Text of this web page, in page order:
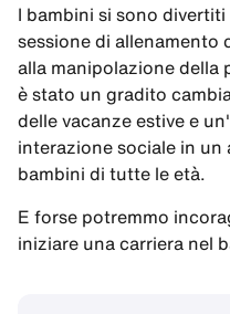
I bambini si sono
sessione di allenamento
alla manipolazione della
è stato un gradito
delle vacanze estive e
interazione sociale in
bambini di tutte le età.
E forse potremmo
iniziare una carriera nel